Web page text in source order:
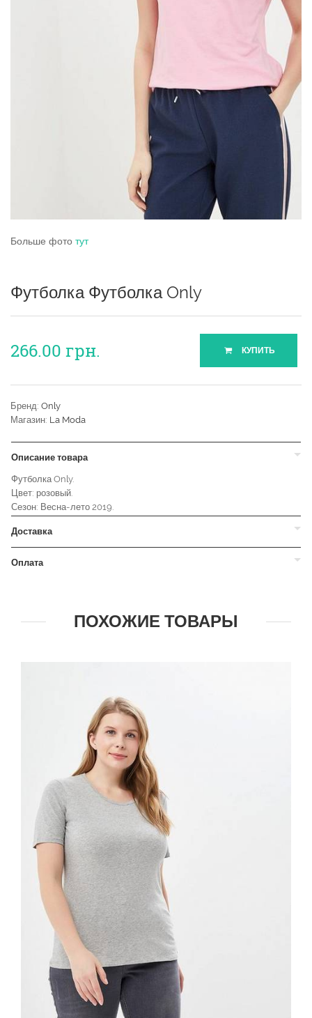
Больше фото тут
Футболка Футболка Only
266.00 грн. КУПИТЬ
Бренд: Only
Магазин: La Moda
Описание товара
Футболка Only.
Цвет: розовый.
Сезон: Весна-лето 2019.
Доставка
Оплата
ПОХОЖИЕ ТОВАРЫ